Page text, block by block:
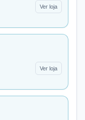
Ver loja
Ver loja